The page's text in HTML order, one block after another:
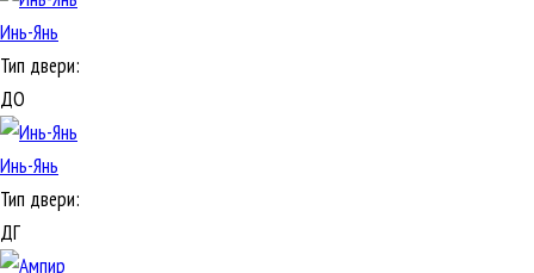
Инь-Янь
Тип двери:
ДО
Инь-Янь
Тип двери:
ДГ